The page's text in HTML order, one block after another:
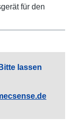
für den
lassen